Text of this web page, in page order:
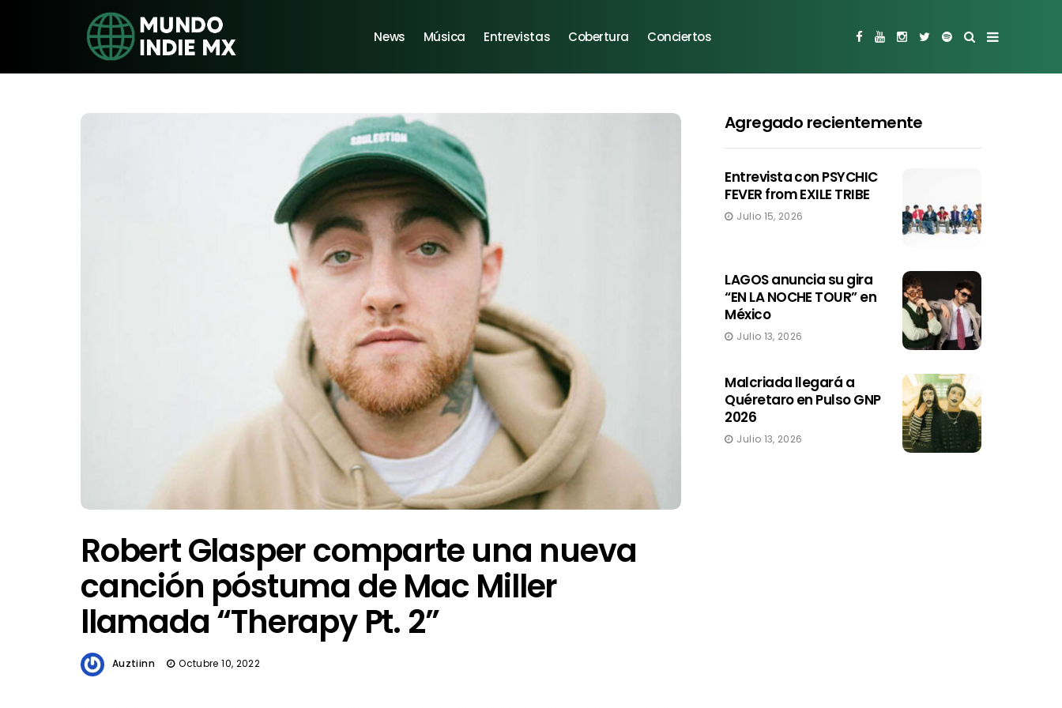
News Música Entrevistas Cobertura Conciertos
Robert Glasper comparte una nueva
canción póstuma de Mac Miller
llamada “Therapy Pt. 2”
Auztiinn Octubre 10, 2022
Agregado recientemente
Entrevista con PSYCHIC
FEVER from EXILE TRIBE
Julio 15, 2026
LAGOS anuncia su gira
“EN LA NOCHE TOUR” en
México
Julio 13, 2026
Malcriada llegará a
Quéretaro en Pulso GNP
2026
Julio 13, 2026